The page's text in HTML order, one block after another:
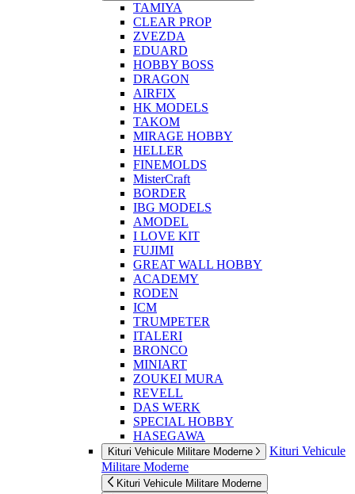
TAMIYA
CLEAR PROP
ZVEZDA
EDUARD
HOBBY BOSS
DRAGON
AIRFIX
HK MODELS
TAKOM
MIRAGE HOBBY
HELLER
FINEMOLDS
MisterCraft
BORDER
IBG MODELS
AMODEL
I LOVE KIT
FUJIMI
GREAT WALL HOBBY
ACADEMY
RODEN
ICM
TRUMPETER
ITALERI
BRONCO
MINIART
ZOUKEI MURA
REVELL
DAS WERK
SPECIAL HOBBY
HASEGAWA
Kituri Vehicule Militare Moderne
Kituri Vehicule
Militare Moderne
Kituri Vehicule Militare Moderne